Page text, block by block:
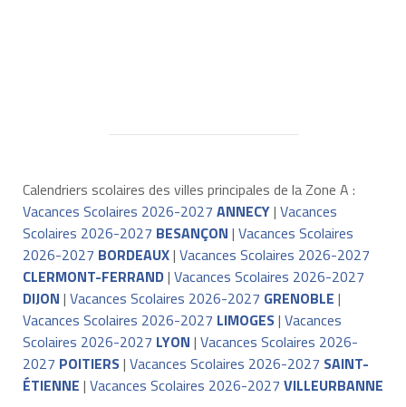
Calendriers scolaires des villes principales de la Zone A :
Vacances Scolaires 2026-2027 ANNECY| Vacances
Scolaires 2026-2027 BESANÇON | Vacances Scolaires
2026-2027 BORDEAUX| Vacances Scolaires 2026-2027
CLERMONT-FERRAND| Vacances Scolaires 2026-2027
DIJON | Vacances Scolaires 2026-2027 GRENOBLE |
Vacances Scolaires 2026-2027 LIMOGES| Vacances
Scolaires 2026-2027 LYON | Vacances Scolaires 2026-
2027 POITIERS| Vacances Scolaires 2026-2027 SAINT-
ÉTIENNE | Vacances Scolaires 2026-2027 VILLEURBANNE